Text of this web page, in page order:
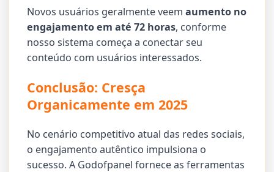
Novos usuários geralmente veemaumento no
engajamento em até 72 horas, conforme
nosso sistema começa a conectar seu
conteúdo com usuários interessados.
Conclusão: Cresça
Organicamente em 2025
No cenário competitivo atual das redes sociais,
o engajamento autêntico impulsiona o
sucesso. A Godofpanel fornece as ferramentas